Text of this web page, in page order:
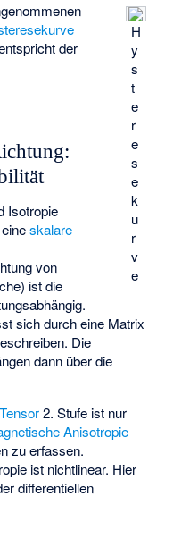
H
y
s
t
e
r
e
s
e
k
u
r
v
e
der
Isotropie
eineskalare
von
ist die
sich durch eine Matrix
Die
dann über die
Tensor2. Stufe ist nur
Anisotropie
zu erfassen.
ist nichtlinear. Hier
differentiellen